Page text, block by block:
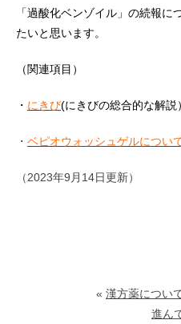
「過酸化ベンゾイル」の続報
たいと思います。
（関連項目）
・ にきび(にきびの総合的な解説）
・ ベピオウォッシュゲルについ
（2023年9月14日更新）
« 漢方薬につい
進ん